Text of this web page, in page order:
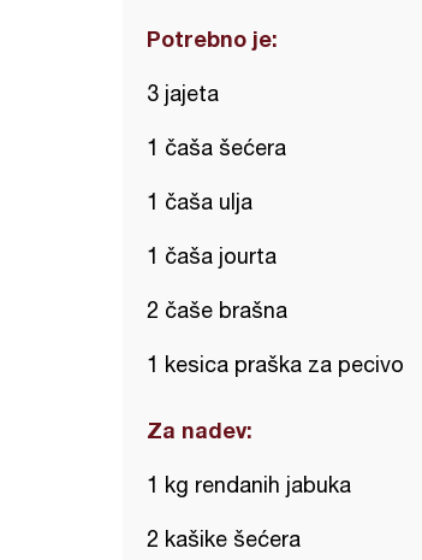
Potrebno je:
3 jajeta
1 čaša šećera
1 čaša ulja
1 čaša jourta
2 čaše brašna
1 kesica praška za pecivo
Za nadev:
1 kg rendanih jabuka
2 kašike šećera